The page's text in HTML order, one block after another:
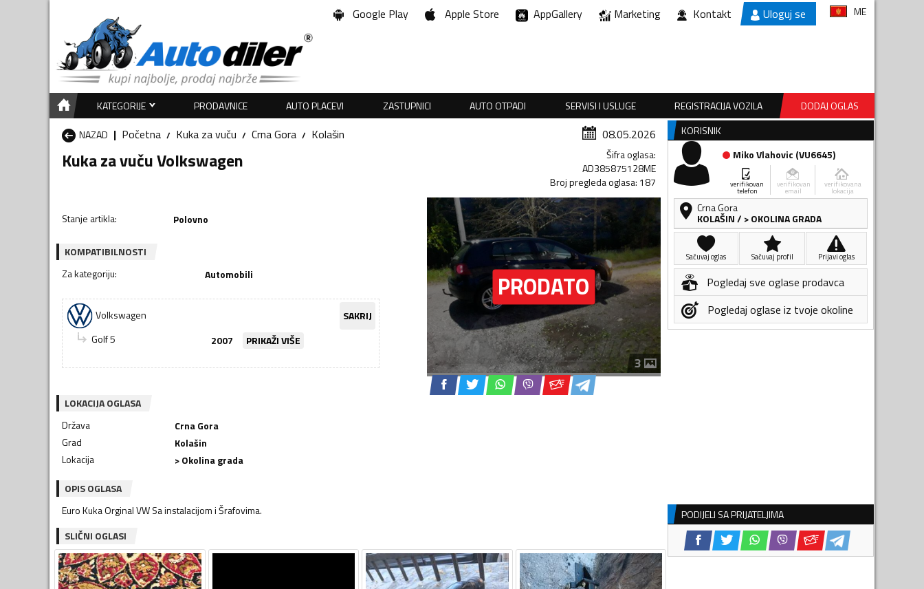
Google Play Apple Store AppGallery Marketing Kontakt Uloguj se ME
KATEGORIJE PRODAVNICE AUTO PLACEVI ZASTUPNICI AUTO OTPADI SERVISI I USLUGE REGISTRACIJA VOZILA
DODAJ OGLAS
NAZAD
Početna Kuka za vuču Crna Gora Kolašin 08.05.2026
Kuka za vuču Volkswagen Šifra oglasa:
AD385875128ME
Broj pregleda oglasa: 187
Stanje artikla: Polovno
KOMPATIBILNOSTI
Za kategoriju: Automobili
Volkswagen
SAKRIJ
Golf 5
2007 PRIKAŽI VIŠE
3
LOKACIJA OGLASA
Država
Crna Gora
Grad
Kolašin
Lokacija
> Okolina grada
OPIS OGLASA
Euro Kuka Orginal VW Sa instalacijom i Šrafovima.
SLIČNI OGLASI
KORISNIK
Miko Vlahovic (VU6645)
verifikovan
telefon
verifikovan
email
verifikovana
lokacija
Crna Gora
KOLAŠIN/ > OKOLINA GRADA
Sačuvaj oglas Sačuvaj profil Prijavi oglas
Pogledaj sve oglase prodavca
Pogledaj oglase iz tvoje okoline
PODIJELI SA PRIJATELJIMA